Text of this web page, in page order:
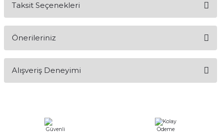
Taksit Seçenekleri
Önerileriniz
konularda yetersiz gördüğünüz noktaları öneri formunu
kullanarak tarafımıza iletebilirsiniz.
Ürün resmi kalitesiz, bozuk veya görüntülenemiyor.
Ürün açıklamasında eksik bilgiler bulunuyor.
Alışveriş Deneyimi